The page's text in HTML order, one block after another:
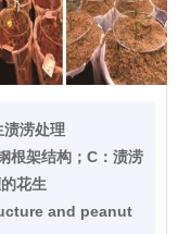
渍涝处理
根架结构；C：渍涝
花生
and peanut